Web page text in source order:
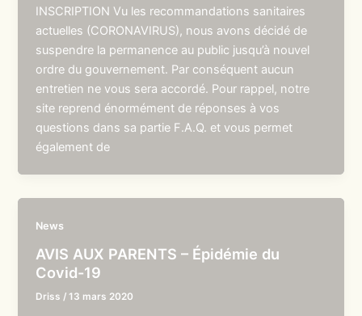
INSCRIPTION Vu les recommandations sanitaires
actuelles (CORONAVIRUS), nous avons décidé de
suspendre la permanence au public jusqu’à nouvel
ordre du gouvernement. Par conséquent aucun
entretien ne vous sera accordé. Pour rappel, notre
site reprend énormément de réponses à vos
questions dans sa partie F.A.Q. et vous permet
également de
News
AVIS AUX PARENTS – Épidémie du
Covid-19
Driss /13 mars 2020